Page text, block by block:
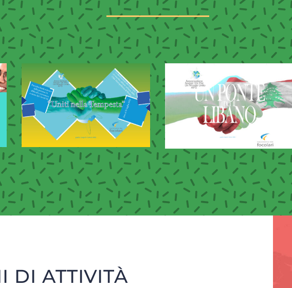
Uniti nella
tempesta
Un ponte per il
Libano
DI ATTIVITÀ